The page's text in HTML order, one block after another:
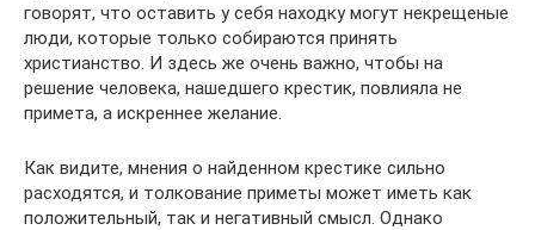
говорят, что оставить у себя находку могут некрещеные
люди, которые только собираются принять
христианство. И здесь же очень важно, чтобы на
решение человека, нашедшего крестик, повлияла не
примета, а искреннее желание.
Как видите, мнения о найденном крестике сильно
расходятся, и толкование приметы может иметь как
положительный, так и негативный смысл. Однако